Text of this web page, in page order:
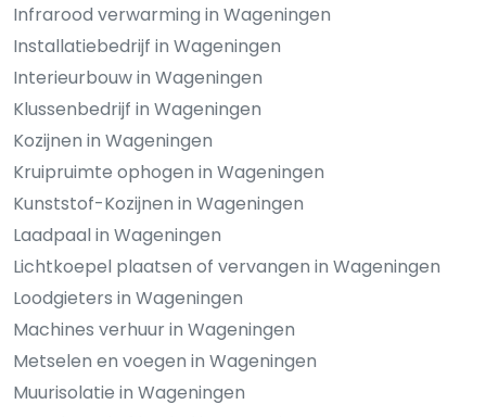
Infrarood verwarming in Wageningen
Installatiebedrijf in Wageningen
Interieurbouw in Wageningen
Klussenbedrijf in Wageningen
Kozijnen in Wageningen
Kruipruimte ophogen in Wageningen
Kunststof-Kozijnen in Wageningen
Laadpaal in Wageningen
Lichtkoepel plaatsen of vervangen in Wageningen
Loodgieters in Wageningen
Machines verhuur in Wageningen
Metselen en voegen in Wageningen
Muurisolatie in Wageningen